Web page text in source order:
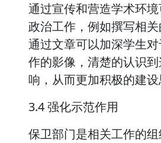
通过宣传和营造学术环
政治工作，例如撰写相关
通过文章可以加深学生
作的影像，清楚的认识
响，从而更加积极的建设
3.4 强化示范作用
保卫部门是相关工作的